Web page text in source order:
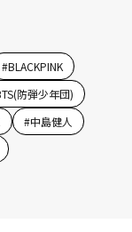
#BLACKPINK
防弾少年団)
#中島健人